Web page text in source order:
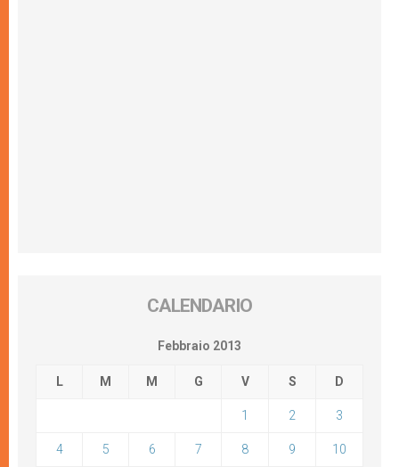
CALENDARIO
Febbraio 2013
L M M G V S D
1 2 3
4 5 6 7 8 9 10